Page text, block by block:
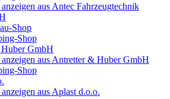
aus Antec Fahrzeugtechnik
Shop
Shop
GmbH
aus Antretter & Huber GmbH
Shop
aus Aplast d.o.o.